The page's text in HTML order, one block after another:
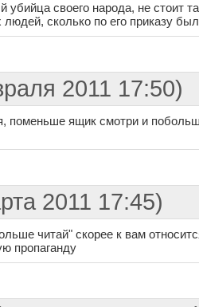
убийца своего народа, не стоит
людей, сколько по его приказу
2011 17:50)
поменьше ящик смотри и
2011 17:45)
читай" скорее к вам
пропаганду